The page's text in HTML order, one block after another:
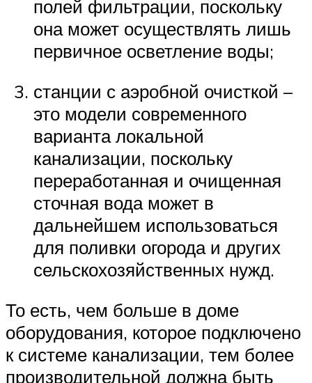
полей фильтрации, поскольку
она может осуществлять лишь
первичное осветление воды;
станции с аэробной очисткой –
это модели современного
варианта локальной
канализации, поскольку
переработанная и очищенная
сточная вода может в
дальнейшем использоваться
для поливки огорода и других
сельскохозяйственных нужд.
То есть, чем больше в доме
оборудования, которое подключено
к системе канализации, тем более
производительной должна быть